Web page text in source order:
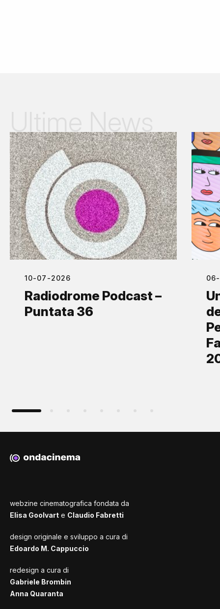
10-07-2026
Radiodrome Podcast –
Puntata 36
webzine cinematografica fondata da
Elisa Goolvart e Claudio Fabretti
design originale e sviluppo a cura di
Edoardo M. Cappuccio
redesign a cura di
Gabriele Brombin
Anna Quaranta